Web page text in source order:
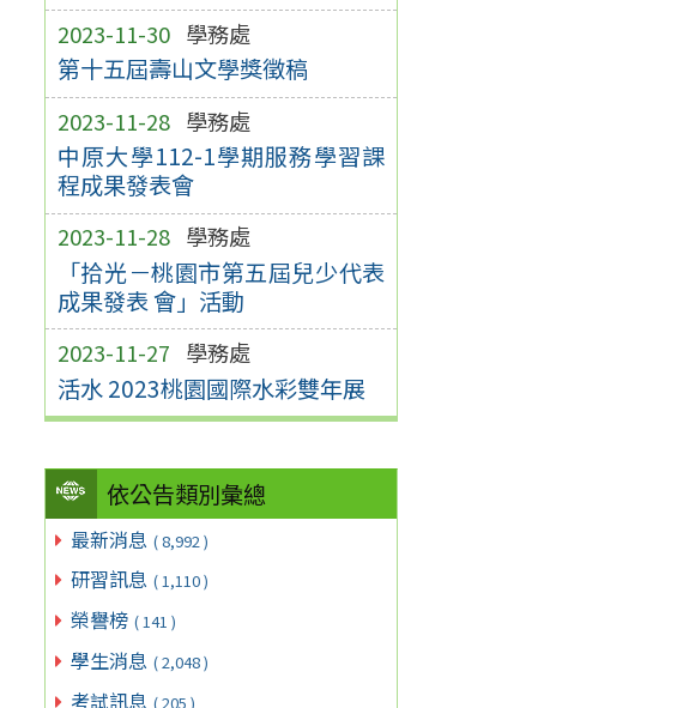
2023-11-30 學務處
第十五屆壽山文學獎徵稿
2023-11-28 學務處
中原大學112-1學期服務學習課
程成果發表會
2023-11-28 學務處
「拾光－桃園市第五屆兒少代表
成果發表 會」活動
2023-11-27 學務處
活水 2023桃園國際水彩雙年展
依公告類別彙總
最新消息 ( 8,992 )
研習訊息 ( 1,110 )
榮譽榜 ( 141 )
學生消息 ( 2,048 )
考試訊息 ( 205 )